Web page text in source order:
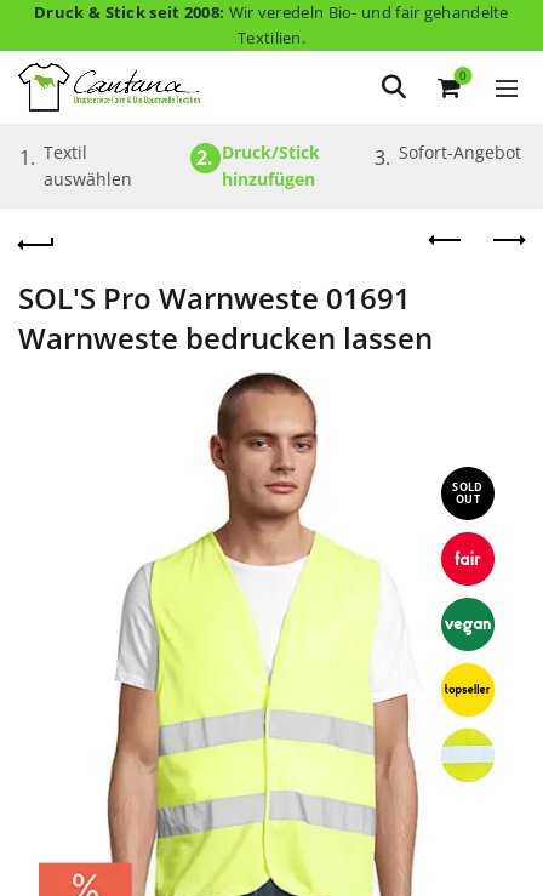
Druck & Stick seit 2008: Wir veredeln Bio- und fair gehandelte
Textilien.
0
1. Textil
auswählen
2. Druck/Stick
hinzufügen
3. Sofort-Angebot
SOL'S Pro Warnweste 01691
Warnweste bedrucken lassen
SOLD
OUT